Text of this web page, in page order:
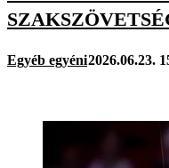
Egyéb egyéni2026.06.23.